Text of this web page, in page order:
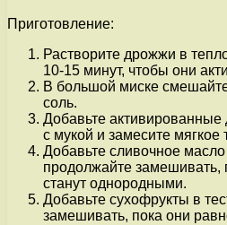
Приготовление:
Растворите дрожжи в
10-15 минут, чтобы они
В большой миске
соль.
Добавьте
с мукой и замесите мягкое
Добавьте сливочное масло
продолжайте замешивать,
станут однородными.
Добавьте сухофрукты в
замешивать, пока они